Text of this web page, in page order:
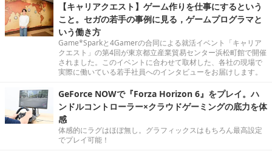
【キャリアクエスト】ゲーム作りを仕事にするという
こと。セガの若手の事例に見る，ゲームプログラマと
いう働き方
Game*Sparkと4Gamerの合同による就活イベント「キャリア
クエスト」の第4回が東京都立産業貿易センター浜松町館で開催
されました。このイベントに合わせて取材した、各社の現場で
実際に働いている若手社員へのインタビューをお届けします。
GeForce NOWで『Forza Horizon 6』をプレイ。ハ
ンドルコントローラー×クラウドゲーミングの底力を体
感
体感的にラグはほぼ無し。グラフィックスはもちろん最高設定
でプレイ可能！